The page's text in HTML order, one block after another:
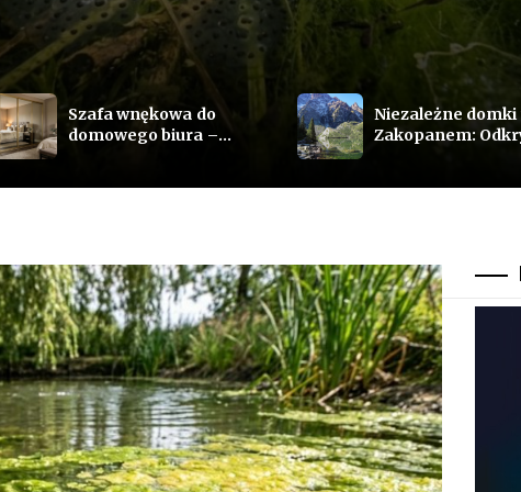
Szafa wnękowa do
domowego biura –
Niezależne domki
Zakopanem: